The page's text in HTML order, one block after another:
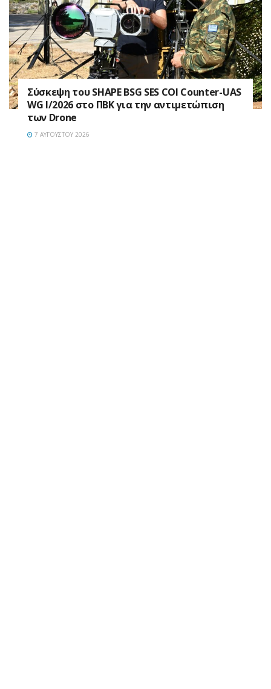
Σύσκεψη του SHAPE BSG SES COI Counter-UAS
WG I/2026 στο ΠΒΚ για την αντιμετώπιση
των Drone
7 ΑΥΓΟΎΣΤΟΥ 2026